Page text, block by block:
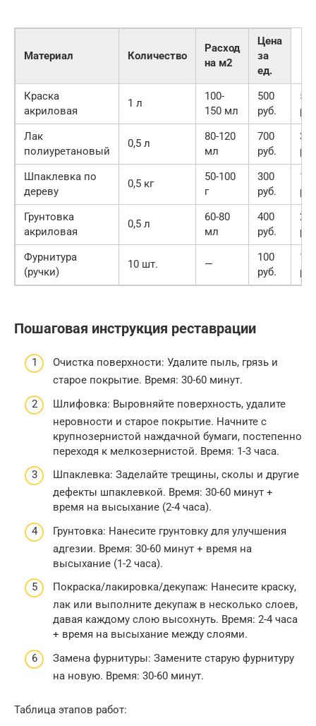
Материал Количество
Расход
на м2
Цена
за
ед.
Краска
акриловая
1 л
100-
150 мл
500
руб.
500
Лак
полиуретановый
0,5 л
80-120
мл
700
руб.
350
Шпаклевка по
дереву
0,5 кг
50-100
г
300
руб.
150
Грунтовка
акриловая
0,5 л
60-80
мл
400
руб.
200
Фурнитура
(ручки)
10 шт. —
100
руб.
Пошаговая инструкция реставрации
Очистка поверхности: Удалите пыль, грязь и
старое покрытие. Время: 30-60 минут.
Шлифовка: Выровняйте поверхность, удалите
неровности и старое покрытие. Начните с
крупнозернистой наждачной бумаги, постепенно
переходя к мелкозернистой. Время: 1-3 часа.
Шпаклевка: Заделайте трещины, сколы и другие
дефекты шпаклевкой. Время: 30-60 минут +
время на высыхание (2-4 часа).
Грунтовка: Нанесите грунтовку для улучшения
адгезии. Время: 30-60 минут + время на
высыхание (1-2 часа).
Покраска/лакировка/декупаж: Нанесите краску,
лак или выполните декупаж в несколько слоев,
давая каждому слою высохнуть. Время: 2-4 часа
+ время на высыхание между слоями.
Замена фурнитуры: Замените старую фурнитуру
на новую. Время: 30-60 минут.
Таблица этапов работ: